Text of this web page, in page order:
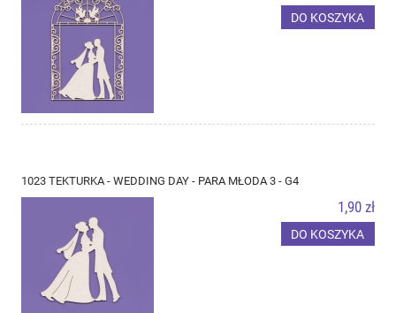
DO KOSZYKA
1023 TEKTURKA - WEDDING DAY - PARA MŁODA 3 - G4
1,90 zł
DO KOSZYKA